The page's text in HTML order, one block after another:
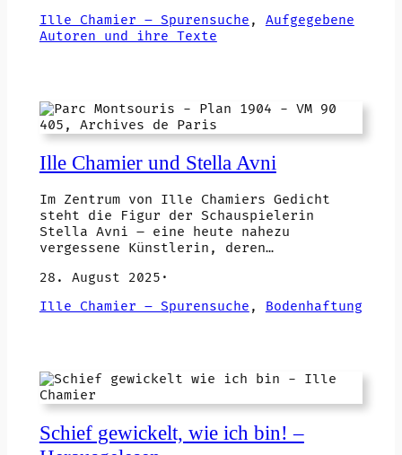
Ille Chamier – Spurensuche , Aufgegebene
Autoren und ihre Texte
Ille Chamier und Stella Avni
Im Zentrum von Ille Chamiers Gedicht
steht die Figur der Schauspielerin
Stella Avni – eine heute nahezu
vergessene Künstlerin, deren…
28. August 2025 ·
Ille Chamier – Spurensuche , Bodenhaftung
Schief gewickelt, wie ich bin! –